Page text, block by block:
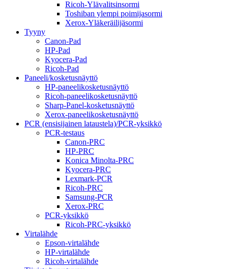
Ricoh-Ylävalitsinsormi
Toshiban ylempi poimijasormi
Xerox-Yläkeräilijäsormi
Tyyny
Canon-Pad
HP-Pad
Kyocera-Pad
Ricoh-Pad
Paneeli/kosketusnäyttö
HP-paneelikosketusnäyttö
Ricoh-paneelikosketusnäyttö
Sharp-Panel-kosketusnäyttö
Xerox-paneelikosketusnäyttö
PCR (ensisijainen lataustela)/PCR-yksikkö
PCR-testaus
Canon-PRC
HP-PRC
Konica Minolta-PRC
Kyocera-PRC
Lexmark-PCR
Ricoh-PRC
Samsung-PCR
Xerox-PRC
PCR-yksikkö
Ricoh-PRC-yksikkö
Virtalähde
Epson-virtalähde
HP-virtalähde
Ricoh-virtalähde